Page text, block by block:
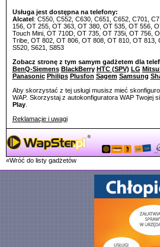
Usługa jest dostępna na telefony:
Alcatel: C550, C552, C630, C651, C652, C701,
156, OT 255, OT 363, OT 380, OT 535, OT 556,
Touch Mini, OT 710D, OT 735, OT 735i, OT 756,
Tribe, OT 802, OT 806, OT 808, OT 810, OT 813,
S520, S621, S853
Zobacz stronę z tym samym gadżetem dla
BenQ-Siemens BlackBerry HTC (SPV) LG
Panasonic Philips Plusfon Sagem Samsung
Aby skorzystać z tej usługi musisz mieć
WAP. Skorzystaj z autokonfiguratora WAP Twojej
Play.
Reklamacje i uwagi
«Wróć do listy gadżetów